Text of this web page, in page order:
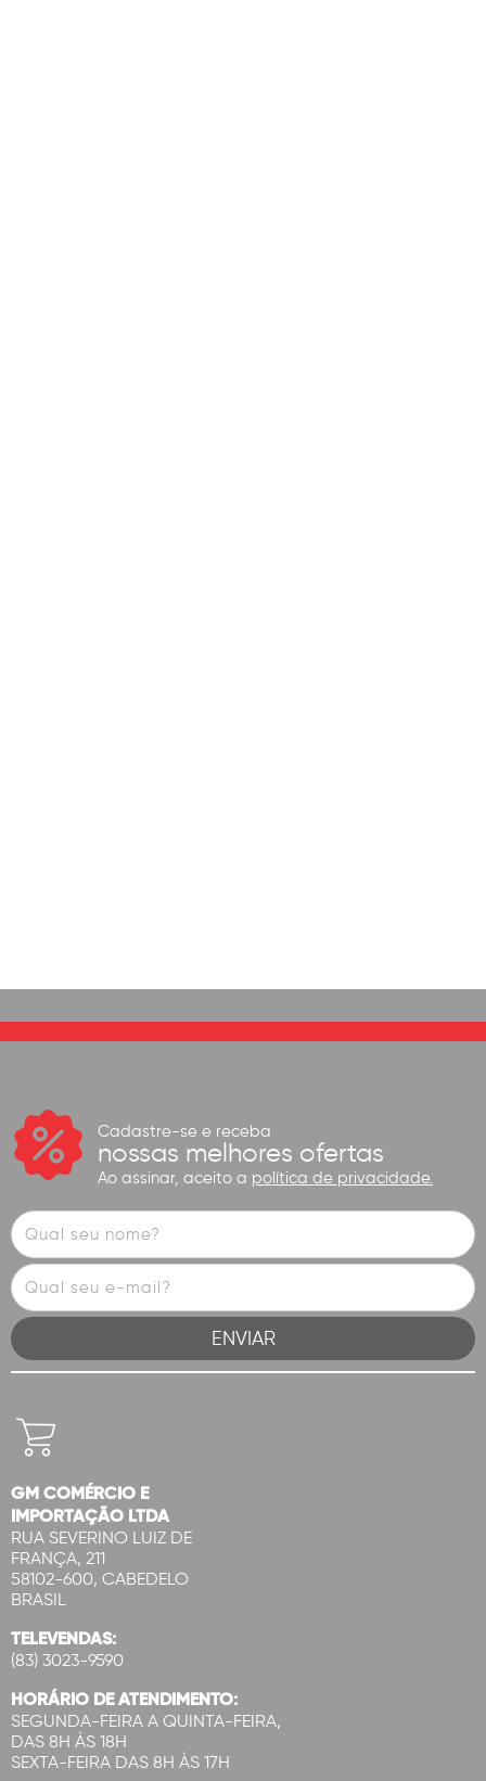
Cadastre-se e receba
nossas melhores ofertas
Ao assinar, aceito a política de privacidade.
GM COMÉRCIO E
IMPORTAÇÃO LTDA
RUA SEVERINO LUIZ DE
FRANÇA, 211
58102-600, CABEDELO
BRASIL
TELEVENDAS:
(83) 3023-9590
HORÁRIO DE ATENDIMENTO:
SEGUNDA-FEIRA A QUINTA-FEIRA,
DAS 8H ÀS 18H
SEXTA-FEIRA DAS 8H ÀS 17H